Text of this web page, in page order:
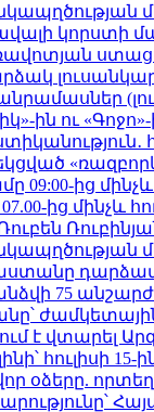
կորստի
ին ու
09:00-ից
ից մինչև
դարձավ
75 անշարժ
է վտարել
հուլիսի 15-
օձերը.